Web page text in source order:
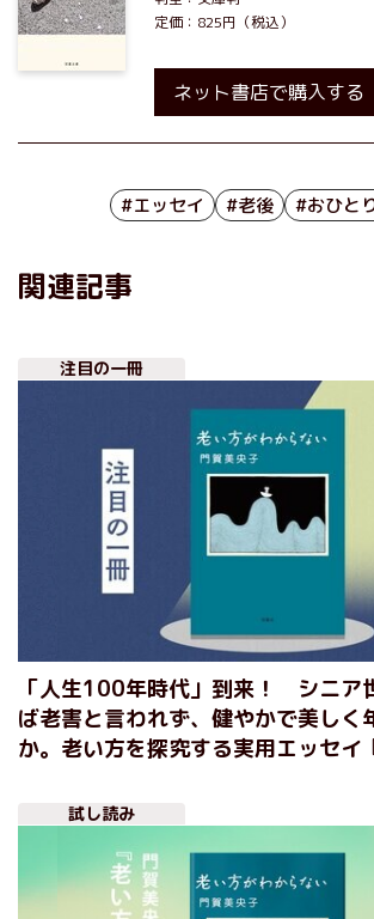
定価：825円（税込）
ネット書店で購入する
#エッセイ #老後 #おひと
関連記事
注目の一冊
「人生100年時代」到来！ シニア
ば老害と言われず、健やかで美しく
か。老い方を探究する実用エッセイ
試し読み